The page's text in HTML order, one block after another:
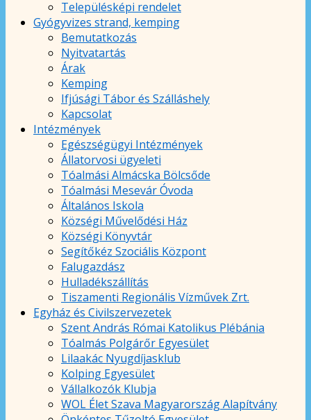
Településképi rendelet
Gyógyvizes strand, kemping
Bemutatkozás
Nyitvatartás
Árak
Kemping
Ifjúsági Tábor és Szálláshely
Kapcsolat
Intézmények
Egészségügyi Intézmények
Állatorvosi ügyeleti
Tóalmási Almácska Bölcsőde
Tóalmási Mesevár Óvoda
Általános Iskola
Községi Művelődési Ház
Községi Könyvtár
Segítőkéz Szociális Központ
Falugazdász
Hulladékszállítás
Tiszamenti Regionális Vízművek Zrt.
Egyház és Civilszervezetek
Szent András Római Katolikus Plébánia
Tóalmás Polgárőr Egyesület
Lilaakác Nyugdíjasklub
Kolping Egyesület
Vállalkozók Klubja
WOL Élet Szava Magyarország Alapítvány